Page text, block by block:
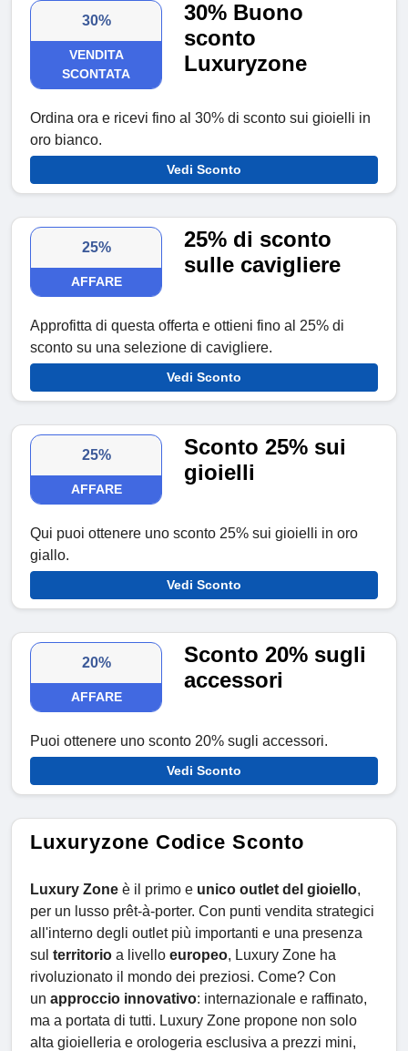
30%
VENDITA
SCONTATA
30% Buono
sconto
Luxuryzone
Ordina ora e ricevi fino al 30% di sconto sui gioielli in
oro bianco.
Vedi Sconto
25%
AFFARE
25% di sconto
sulle cavigliere
Approfitta di questa offerta e ottieni fino al 25% di
sconto su una selezione di cavigliere.
Vedi Sconto
25%
AFFARE
Sconto 25% sui
gioielli
Qui puoi ottenere uno sconto 25% sui gioielli in oro
giallo.
Vedi Sconto
20%
AFFARE
Sconto 20% sugli
accessori
Puoi ottenere uno sconto 20% sugli accessori.
Vedi Sconto
Luxuryzone Codice Sconto
Luxury Zone è il primo e unico outlet del gioiello,
per un lusso prêt-à-porter. Con punti vendita strategici
all'interno degli outlet più importanti e una presenza
sul territorio a livello europeo, Luxury Zone ha
rivoluzionato il mondo dei preziosi. Come? Con
un approccio innovativo: internazionale e raffinato,
ma a portata di tutti. Luxury Zone propone non solo
alta gioielleria e orologeria esclusiva a prezzi mini,